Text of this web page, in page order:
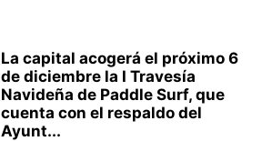
La capital acogerá el próximo 6
de diciembre la I Travesía
Navideña de Paddle Surf, que
cuenta con el respaldo del
Ayunt...